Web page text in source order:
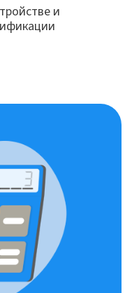
и